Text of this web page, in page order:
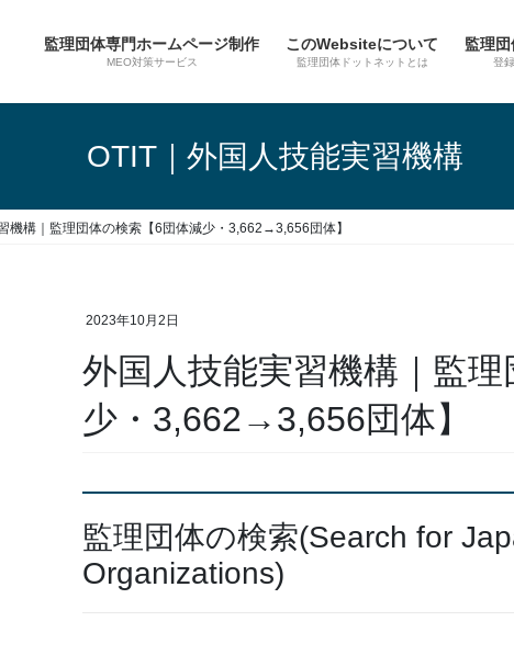
監理団体専門ホームページ制作
MEO対策サービス
このWebsiteについて
監理団体ドットネットとは
監理団
登
OTIT｜外国人技能実習機構
機構｜監理団体の検索【6団体減少・3,662→3,656団体】
2023年10月2日
外国人技能実習機構｜監
少・3,662→3,656団体】
監理団体の検索(Search for
Organizations)